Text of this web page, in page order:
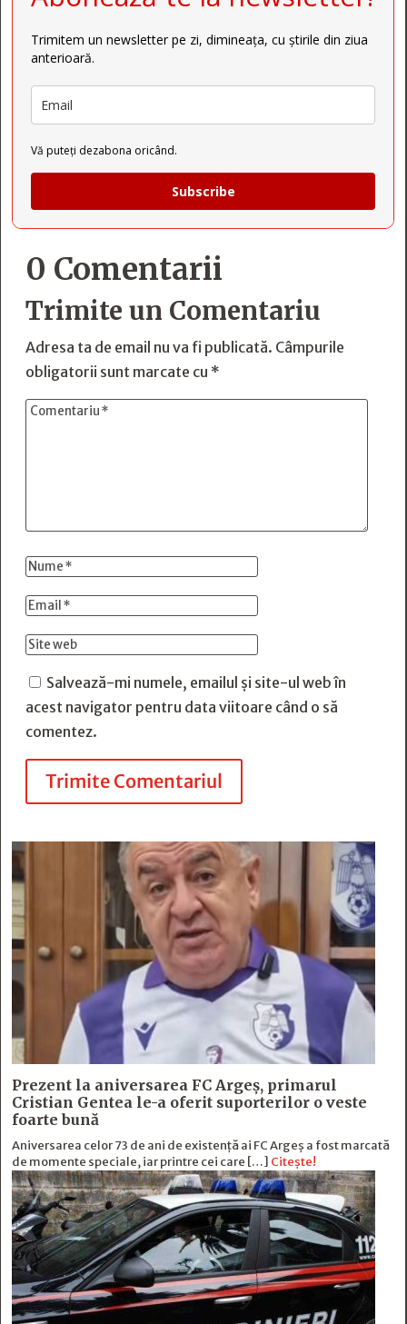
Trimitem un newsletter pe zi, dimineața, cu știrile din ziua
anterioară.
Vă puteți dezabona oricând.
Subscribe
0 Comentarii
Trimite un Comentariu
Adresa ta de email nu va fi publicată. Câmpurile
obligatorii sunt marcate cu *
Salvează-mi numele, emailul și site-ul web în
acest navigator pentru data viitoare când o să
comentez.
Trimite Comentariul
Prezent la aniversarea FC Argeș, primarul
Cristian Gentea le-a oferit suporterilor o veste
foarte bună
Aniversarea celor 73 de ani de existență ai FC Argeș a fost marcată
de momente speciale, iar printre cei care […] Citește!